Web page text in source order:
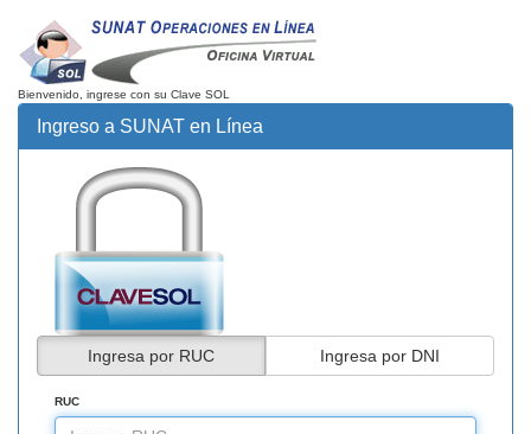
Bienvenido, ingrese con su Clave SOL
Ingreso a SUNAT en Línea
Ingresa por RUC Ingresa por DNI
RUC